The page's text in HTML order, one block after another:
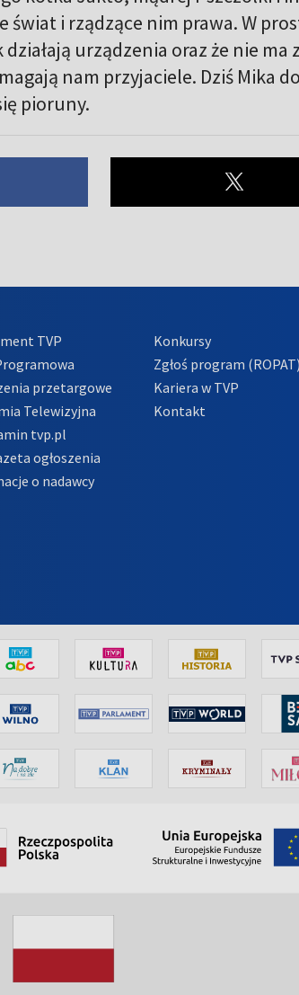
świat i rządzące nim prawa. W
urządzenia oraz że nie ma
nam przyjaciele. Dziś Mika
pioruny.
TVP
przetargowe
Telewizyjna
tvp.pl
ogłoszenia
o nadawcy
Konkursy
Zgłoś program (ROPAT)
Kariera w TVP
Kontakt